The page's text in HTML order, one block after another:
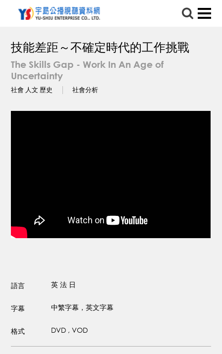
技能差距～不確定時代的工作挑戰
The Skills Gap - Work In An Age of
Uncertainty
社會 人文 歷史 社會分析
語言 英 法 日
字幕 中繁字幕，英文字幕
格式 DVD , VOD